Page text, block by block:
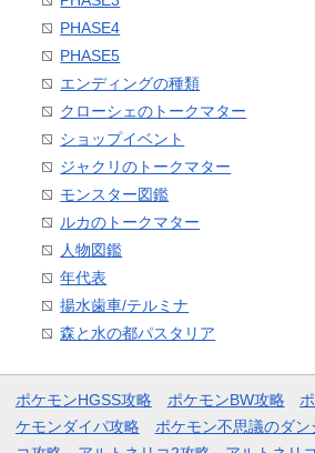
PHASE4
PHASE5
エンディングの種類
クローシェのトークマター
ショップイベント
ジャクリのトークマター
モンスター図鑑
ルカのトークマター
人物図鑑
年代表
揚水歯車/テルミナ
森と水の都パスタリア
ポケモンHGSS攻略 ポケモンBW攻略
ケモンダイパ攻略
ポケモン不思議のダン